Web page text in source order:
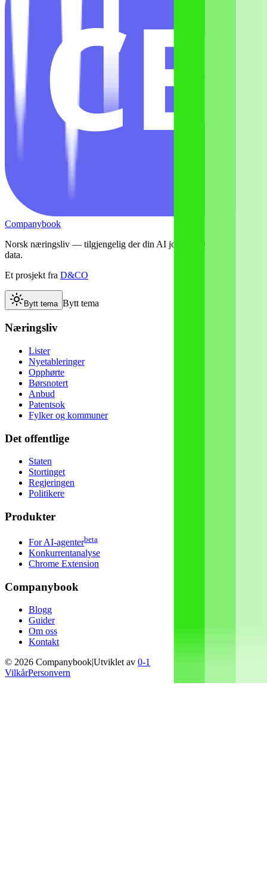
CB
Companybook
Norsk næringsliv — tilgjengelig der din AI jobber. Bygget på åpne
data.
Et prosjekt fra D&CO
Bytt tema Bytt tema
Næringsliv
Lister
Nyetableringer
Opphørte
Børsnotert
Anbud
Patentsok
Fylker og kommuner
Det offentlige
Staten
Stortinget
Regjeringen
Politikere
Produkter
For AI-agenterbeta
Konkurrentanalyse
Chrome Extension
Companybook
Blogg
Guider
Om oss
Kontakt
© 2026 CompanybookUtviklet av 0-1
VilkårPersonvern